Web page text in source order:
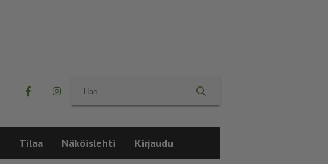
Tilaa Näköislehti Kirjaudu